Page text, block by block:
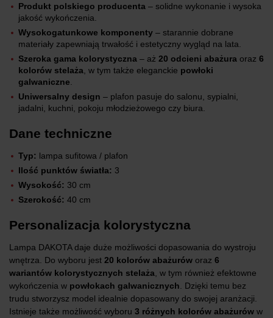
Produkt polskiego producenta – solidne wykonanie i wysoka
jakość wykończenia.
Wysokogatunkowe komponenty – starannie dobrane
materiały zapewniają trwałość i estetyczny wygląd na lata.
Szeroka gama kolorystyczna – aż 20 odcieni abażura oraz 6
kolorów stelaża , w tym także eleganckie powłoki
galwaniczne
Uniwersalny design – plafon pasuje do salonu, sypialni,
jadalni, kuchni, pokoju młodzieżowego czy biura.
Dane techniczne
Typ: lampa sufitowa / plafon
Ilość punktów światła: 3
Wysokość: 30 cm
Szerokość: 40 cm
Personalizacja kolorystyczna
Lampa DAKOTA daje duże możliwości dopasowania do wystroju
wnętrza. Do wyboru jest 20 kolorów abażurów oraz 6
wariantów kolorystycznych stelaża, w tym również efektowne
wykończenia w powłokach galwanicznych. Dzięki temu bez
trudu stworzysz model idealnie dopasowany do swojej aranżacji.
Istnieje także możliwość wyboru 3 różnych kolorów abażurów w